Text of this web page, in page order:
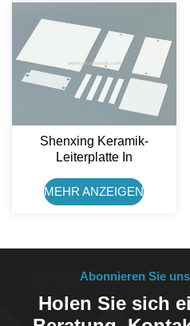
Shenxing Keramik-
Leiterplatte In
Aluminiumoxid-
Keramiksubstrat
MEHR ANZEIGEN
Abonnieren Sie
Holen Sie sich